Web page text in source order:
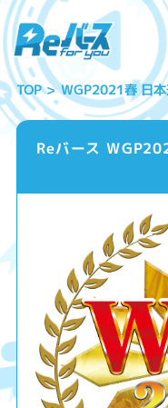
TOP WGP2021春 日
Reバース